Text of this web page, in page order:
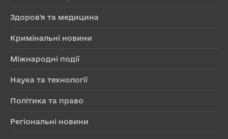
Здоров'я та медицина
Кримінальні новини
Міжнародні події
Наука та технології
Політика та право
Регіональні новини